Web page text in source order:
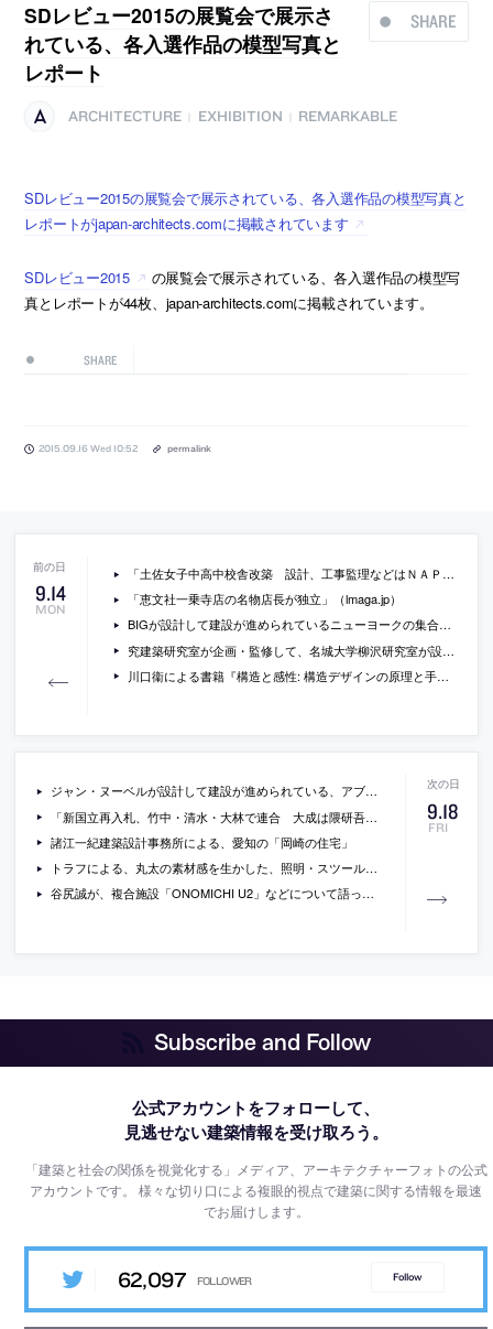
SHARE
SDレビュー2015の展覧会で展示さ
れている、各入選作品の模型写真と
レポート
ARCHITECTURE EXHIBITION REMARKABLE
SDレビュー2015の展覧会で展示されている、各入選作品の模型写真と
レポートがjapan-architects.comに掲載されています
SDレビュー2015
の展覧会で展示されている、各入選作品の模型写
真とレポートが44枚、japan-architects.comに掲載されています。
SHARE
2015.09.16 Wed 10:52 permalink
9.14
MON
「土佐女子中高中校舎改築 設計、工事監理などはＮＡＰ建築設計事務所に」（建設通信新聞）
「恵文社一乗寺店の名物店長が独立」（lmaga.jp）
BIGが設計して建設が進められているニューヨークの集合住宅「via 57 west」の動画
究建築研究室が企画・監修して、名城大学柳沢研究室が設計した、名古屋市北区の「あじまの家」
川口衞による書籍『構造と感性: 構造デザインの原理と手法』
9.18
FRI
ジャン・ヌーベルが設計して建設が進められている、アブダビのルーブル美術館の現場写真
「新国立再入札、竹中・清水・大林で連合 大成は隈研吾氏と」（日本経済新聞）
諸江一紀建築設計事務所による、愛知の「岡崎の住宅」
トラフによる、丸太の素材感を生かした、照明・スツール・テーブル「LOG」の写真
谷尻誠が、複合施設「ONOMICHI U2」などについて語ったトーク「ハコモノ行政は、デザインで変えられる」の内容
Subscribe and Follow
公式アカウントをフォローして、
見逃せない建築情報を受け取ろう。
「建築と社会の関係を視覚化する」メディア、アーキテクチャーフォトの公式
アカウントです。様々な切り口による複眼的視点で建築に関する情報を最速
でお届けします。
62,097 Follow